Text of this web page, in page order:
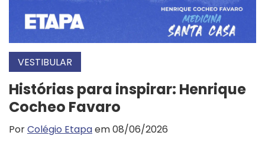
VESTIBULAR
Histórias para inspirar: Henrique
Cocheo Favaro
PorColégio Etapaem 08/06/2026